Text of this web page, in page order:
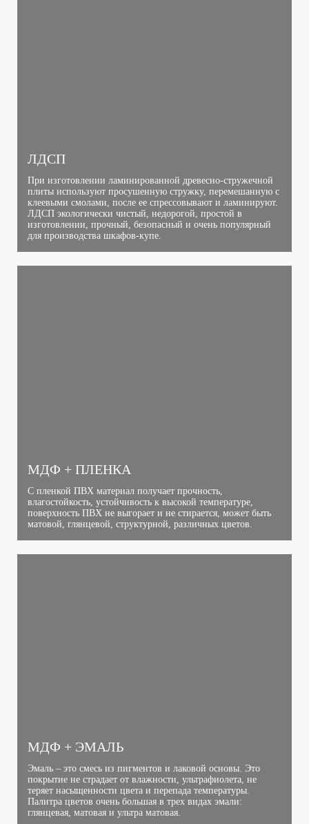
ЛДСП
При изготовлении ламинированной древесно-стружечной
плиты используют просушенную стружку, перемешанную с
клеевыми смолами, после ее спрессовывают и ламинируют.
ЛДСП экологически чистый, недорогой, простой в
изготовлении, прочный, безопасный и очень популярный
для производства шкафов-купе.
МДФ + ПЛЕНКА
С пленкой ПВХ материал получает прочность,
влагостойкость, устойчивость к высокой температуре,
поверхность ПВХ не выгорает и не стирается, может быть
матовой, глянцевой, структурной, различных цветов.
МДФ + ЭМАЛЬ
Эмаль – это смесь из пигментов и лаковой основы. Это
покрытие не страдает от влажности, ультрафиолета, не
теряет насыщенности цвета и перепада температуры.
Палитра цветов очень большая в трех видах эмали:
глянцевая, матовая и ультра матовая.